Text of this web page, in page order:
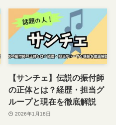
【サンチェ】伝説の振付師
の正体とは？経歴・担当グ
ループと現在を徹底解説
2026年1月18日